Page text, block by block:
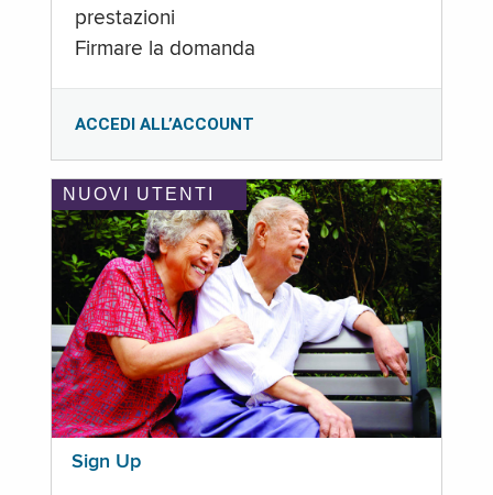
prestazioni
Firmare la domanda
ACCEDI ALL’ACCOUNT
NUOVI UTENTI
Sign Up